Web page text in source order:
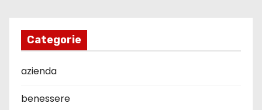
Categorie
azienda
benessere